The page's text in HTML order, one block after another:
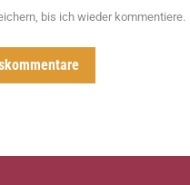
bis ich wieder kommentiere.